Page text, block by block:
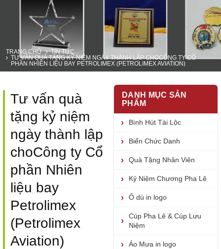
TRANG CHỦ
TIN TỨC
TƯ VẤN QUÀ TẶNG KỶ NIỆM NGÀY THÀNH LẬP CHOCÔNG TY CỔ
PHẦN NHIÊN LIỆU BAY PETROLIMEX (PETROLIMEX AVIATION)
Tư vấn quà
tặng kỷ niệm
ngày thành lập
choCông ty Cổ
phần Nhiên
liệu bay
Petrolimex
(Petrolimex
Aviation)
DANH MỤC SẢN
PHẨM
Bình Hút Tài Lộc
Biển Chức Danh
Quà Tặng Nhân Viên
Kỷ Niệm Chương Pha Lê
Ô dù in logo
Cúp Pha Lê & Cúp Lưu
Niệm
Áo Mưa in logo